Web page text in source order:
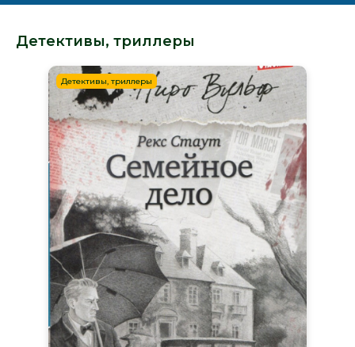
Детективы, триллеры
Детективы, триллеры